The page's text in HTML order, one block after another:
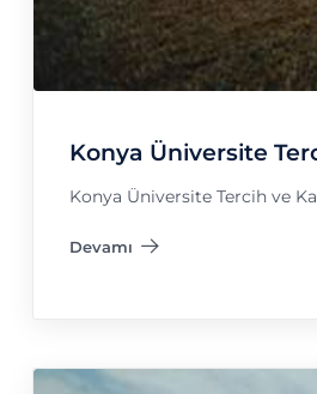
Konya Üniversite
Konya Üniversite Tercih ve
Devamı
"Konya Üniversite Tercih Fuarı"